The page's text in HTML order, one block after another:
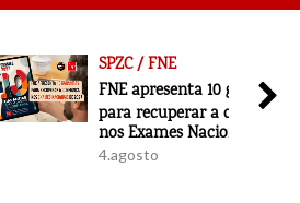
navigation
SPZC / FNE
FNE apresenta 10 garantias
para recuperar a confiança
nos Exames Nacionais de 2027